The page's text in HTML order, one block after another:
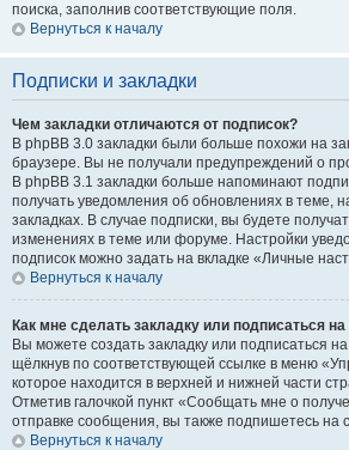
поиска, заполнив соответствующие поля.
Вернуться к началу
Подписки и закладки
Чем закладки отличаются от подписок?
В phpBB 3.0 закладки были больше похожи на
браузере. Вы не получали предупреждений о
В phpBB 3.1 закладки больше напоминают
получать уведомления об обновлениях в теме,
закладках. В случае подписки, вы будете
изменениях в теме или форуме. Настройки
подписок можно задать на вкладке «Личные
Вернуться к началу
Как мне сделать закладку или подписаться
Вы можете создать закладку или подписаться
щёлкнув по соответствующей ссылке в меню
которое находится в верхней и нижней части
Отметив галочкой пункт «Сообщать мне о
отправке сообщения, вы также подпишетесь на
Вернуться к началу